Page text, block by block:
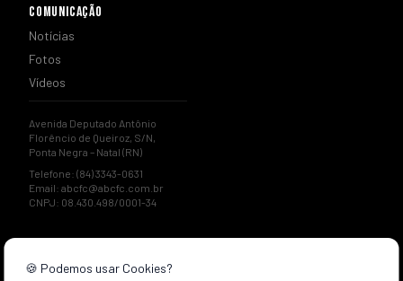
COMUNICAÇÃO
Notícias
Fotos
Vídeos
Avenida Deputado Antônio
Florêncio de Queiroz, S/N,
Ponta Negra – Natal (RN)
Telefone: (84) 3343-0631
Email: abcfc@abcfc.com.br
CNPJ: 08.430.498/0001-34
🍪 Podemos usar Cookies?